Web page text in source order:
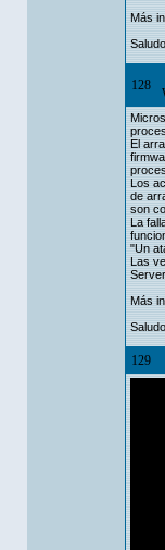
Más
128
El
Los
de
son
La
"Un
Las
Más
129